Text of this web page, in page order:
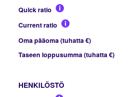
Quick ratio
Current ratio
Oma pääoma (tuhatta €)
Taseen loppusumma (tuhatta €)
HENKILÖSTÖ